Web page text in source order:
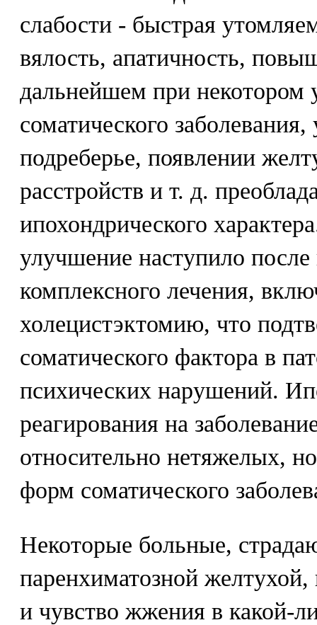
слабости - быстрая
вялость, апатичность,
дальнейшем при некотором
соматического
подреберье, появлении
расстройств и т. д.
ипохондрического
улучшение наступило
комплексного лечения,
холецистэктомию, что
соматического фактора в
психических нарушений.
реагирования на
относительно нетяжелых,
форм соматического
Некоторые больные,
паренхиматозной
и чувство жжения в какой-